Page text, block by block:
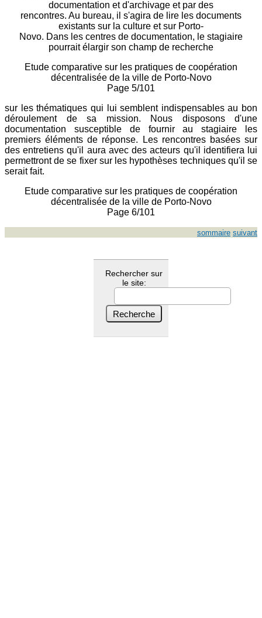
documentation et d'archivage et par des
rencontres. Au bureau, il s'agira de lire les documents
existants sur la culture et sur Porto-
Novo. Dans les centres de documentation, le stagiaire
pourrait élargir son champ de recherche
Etude comparative sur les pratiques de coopération
décentralisée de la ville de Porto-Novo
Page 5/101
sur les thématiques qui lui semblent indispensables au bon
déroulement de sa mission. Nous disposons d'une
documentation susceptible de fournir au stagiaire les
premiers éléments de réponse. Les rencontres basées sur
des entretiens qu'il aura avec des acteurs qu'il identifiera lui
permettront de se fixer sur les hypothèses techniques qu'il se
serait fait.
Etude comparative sur les pratiques de coopération
décentralisée de la ville de Porto-Novo
Page 6/101
sommaire suivant
Rechercher sur
le site: